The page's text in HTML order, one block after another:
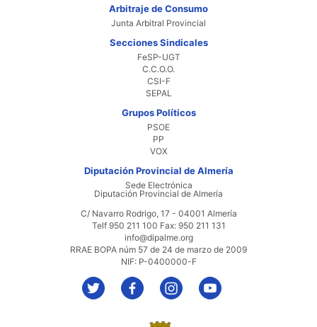
Arbitraje de Consumo
Junta Arbitral Provincial
Secciones Sindicales
FeSP-UGT
C.C.O.O.
CSI-F
SEPAL
Grupos Políticos
PSOE
PP
VOX
Diputación Provincial de Almería
Sede Electrónica
Diputación Provincial de Almería
C/ Navarro Rodrigo, 17 - 04001 Almería
Telf 950 211 100 Fax: 950 211 131
info@dipalme.org
RRAE BOPA núm 57 de 24 de marzo de 2009
NIF: P-0400000-F